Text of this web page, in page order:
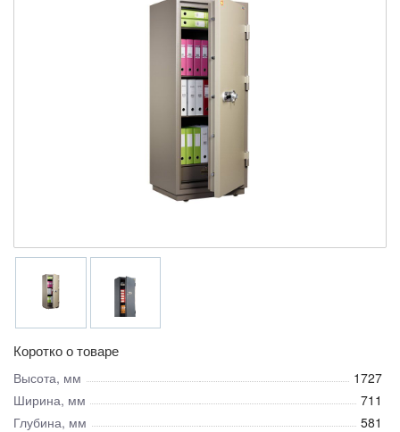
Коротко о товаре
Высота, мм
1727
Ширина, мм
711
Глубина, мм
581